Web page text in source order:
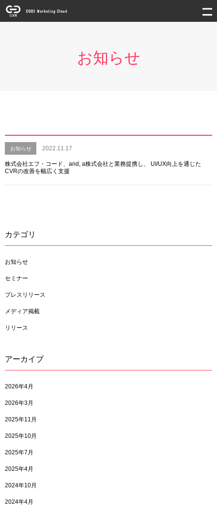
お知らせ
お知らせ 2022.11.17
株式会社エフ・コード、and, a株式会社と業務提携し、 UI/UX向上を通じた
CVRの改善を幅広く支援
カテゴリ
お知らせ
セミナー
プレスリリース
メディア掲載
リリース
アーカイブ
2026年4月
2026年3月
2025年11月
2025年10月
2025年7月
2025年4月
2024年10月
2024年4月